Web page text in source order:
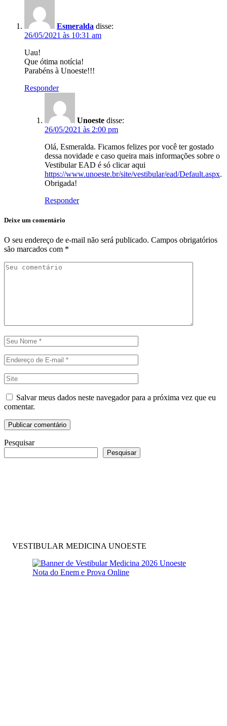
Esmeralda disse:
26/05/2021 às 10:31 am
Uau!
Que ótima notícia!
Parabéns à Unoeste!!!
Responder
Unoeste disse:
26/05/2021 às 2:00 pm
Olá, Esmeralda. Ficamos felizes por você ter gostado
dessa novidade e caso queira mais informações sobre o
Vestibular EAD é só clicar aqui
https://www.unoeste.br/site/vestibular/ead/Default.aspx.
Obrigada!
Responder
Deixe um comentário
O seu endereço de e-mail não será publicado. Campos obrigatórios
são marcados com *
Salvar meus dados neste navegador para a próxima vez que eu
comentar.
Pesquisar
Pesquisar
VESTIBULAR MEDICINA UNOESTE